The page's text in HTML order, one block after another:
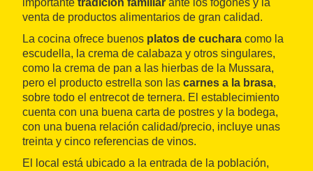
importante tradición familiar ante los fogones y la
venta de productos alimentarios de gran calidad.
La cocina ofrece buenos platos de cuchara como la
escudella, la crema de calabaza y otros singulares,
como la crema de pan a las hierbas de la Mussara,
pero el producto estrella son las carnes a la brasa,
sobre todo el entrecot de ternera. El establecimiento
cuenta con una buena carta de postres y la bodega,
con una buena relación calidad/precio, incluye unas
treinta y cinco referencias de vinos.
El local está ubicado a la entrada de la población,